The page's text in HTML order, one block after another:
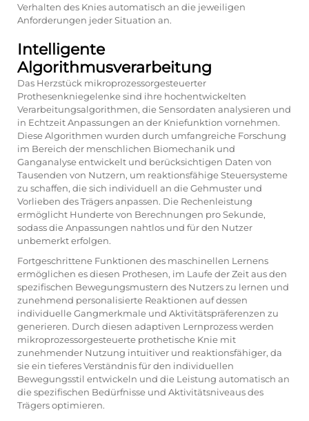
Verhalten des Knies automatisch an die jeweiligen
Anforderungen jeder Situation an.
Intelligente
Algorithmusverarbeitung
Das Herzstück mikroprozessorgesteuerter
Prothesenkniegelenke sind ihre hochentwickelten
Verarbeitungsalgorithmen, die Sensordaten analysieren und
in Echtzeit Anpassungen an der Kniefunktion vornehmen.
Diese Algorithmen wurden durch umfangreiche Forschung
im Bereich der menschlichen Biomechanik und
Ganganalyse entwickelt und berücksichtigen Daten von
Tausenden von Nutzern, um reaktionsfähige Steuersysteme
zu schaffen, die sich individuell an die Gehmuster und
Vorlieben des Trägers anpassen. Die Rechenleistung
ermöglicht Hunderte von Berechnungen pro Sekunde,
sodass die Anpassungen nahtlos und für den Nutzer
unbemerkt erfolgen.
Fortgeschrittene Funktionen des maschinellen Lernens
ermöglichen es diesen Prothesen, im Laufe der Zeit aus den
spezifischen Bewegungsmustern des Nutzers zu lernen und
zunehmend personalisierte Reaktionen auf dessen
individuelle Gangmerkmale und Aktivitätspräferenzen zu
generieren. Durch diesen adaptiven Lernprozess werden
mikroprozessorgesteuerte prothetische Knie mit
zunehmender Nutzung intuitiver und reaktionsfähiger, da
sie ein tieferes Verständnis für den individuellen
Bewegungsstil entwickeln und die Leistung automatisch an
die spezifischen Bedürfnisse und Aktivitätsniveaus des
Trägers optimieren.